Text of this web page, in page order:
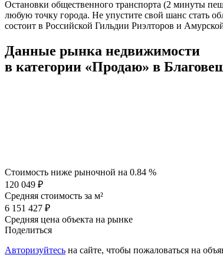
Остановки общественного транспорта (2 минуты
любую точку города. Не упустите свой шанс стать
состоит в Российской Гильдии Риэлторов и
Данные рынка недвижимости
в категории «Продаю» в
Стоимость ниже рыночной на 0.84 %
120 049 ₽
Средняя стоимость за м²
6 151 427 ₽
Средняя цена объекта на рынке
Поделиться
Авторизуйтесь на сайте, чтобы пожаловаться на